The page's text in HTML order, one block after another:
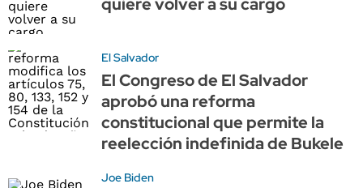
El Salvador
El Congreso de El Salvador
aprobó una reforma
constitucional que permite la
reelección indefinida de Bukele
Joe Biden